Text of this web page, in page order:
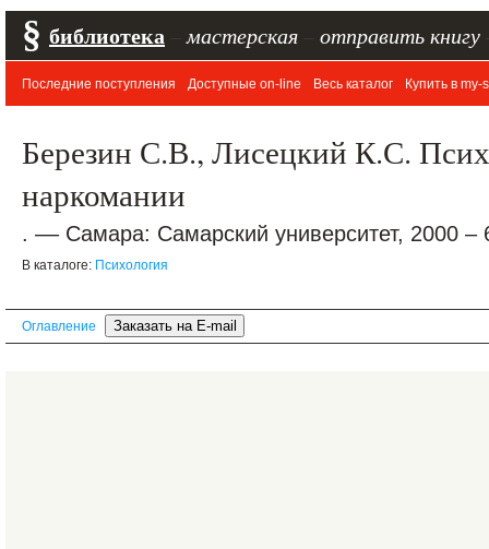
§ библиотека мастерская отправить книгу
Последние поступления Доступные on-line Весь каталог Купить в my-
Березин С.В., Лисецкий К.С.
наркомании
. –– Самара: Самарский университет, 2000 –
В каталоге: Психология
Оглавление